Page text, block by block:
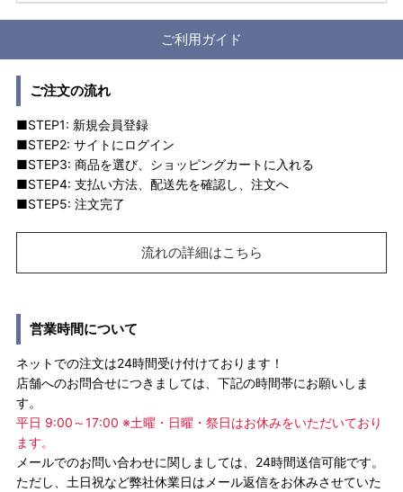
ご利用ガイド
ご注文の流れ
■STEP1: 新規会員登録
■STEP2: サイトにログイン
■STEP3: 商品を選び、ショッピングカートに入れる
■STEP4: 支払い方法、配送先を確認し、注文へ
■STEP5: 注文完了
流れの詳細はこちら
営業時間について
ネットでの注文は24時間受け付けております！
店舗へのお問合せにつきましては、下記の時間帯にお願いしま
す。
平日 9:00～17:00 ※土曜・日曜・祭日はお休みをいただいており
ます。
メールでのお問い合わせに関しましては、24時間送信可能です。
ただし、土日祝など弊社休業日はメール返信をお休みさせていた